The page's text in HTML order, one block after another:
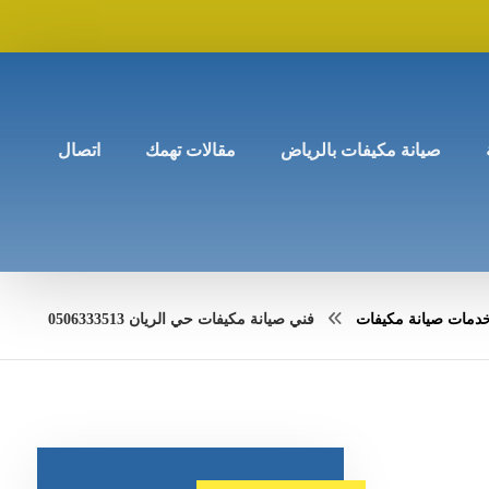
صيانة مكيفات بالرياض مقالات تهمك اتصال
صيانة مكيفات فني صيانة مكيفات حي الريان 0506333513